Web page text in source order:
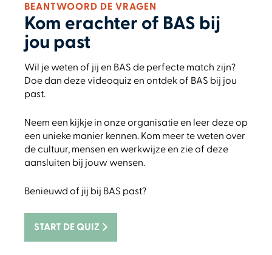
BEANTWOORD DE VRAGEN
Kom erachter of BAS bij
jou past
Wil je weten of jij en BAS de perfecte match zijn?
Doe dan deze videoquiz en ontdek of BAS bij jou
past.
Neem een kijkje in onze organisatie en leer deze op
een unieke manier kennen. Kom meer te weten over
de cultuur, mensen en werkwijze en zie of deze
aansluiten bij jouw wensen.
Benieuwd of jij bij BAS past?
START DE QUIZ